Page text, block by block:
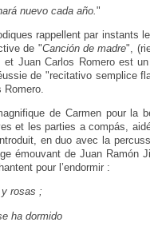
nuevo cada año."
rappellent par instants
de "Canción de madre",
et Juan Carlos Romero est
de "recitativo semplice
de Carmen pour la
et les parties a compás,
en duo avec la
émouvant de Juan Ramón
pour l’endormir :
rosas ;
ha dormido